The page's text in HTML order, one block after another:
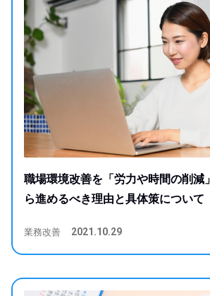
職場環境改善を「労力や時間の削減
ら進めるべき理由と具体策について
業務改善 2021.10.29